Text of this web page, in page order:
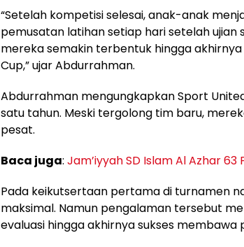
“Setelah kompetisi selesai, anak-anak
pemusatan latihan setiap hari setelah ujian
mereka semakin terbentuk hingga
Cup,” ujar Abdurrahman.
Abdurrahman mengungkapkan Sport
satu tahun. Meski tergolong tim baru,
pesat.
Baca juga: Jam’iyyah SD Islam Al Azhar
Pada keikutsertaan pertama di turnamen
maksimal. Namun pengalaman tersebut
evaluasi hingga akhirnya sukses membawa